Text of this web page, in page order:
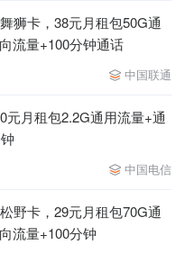
狮卡，38元月租包50G通
流量+100分钟通话
中国联通
元月租包2.2G通用流量+通
中国电信
野卡，29元月租包70G通
流量+100分钟